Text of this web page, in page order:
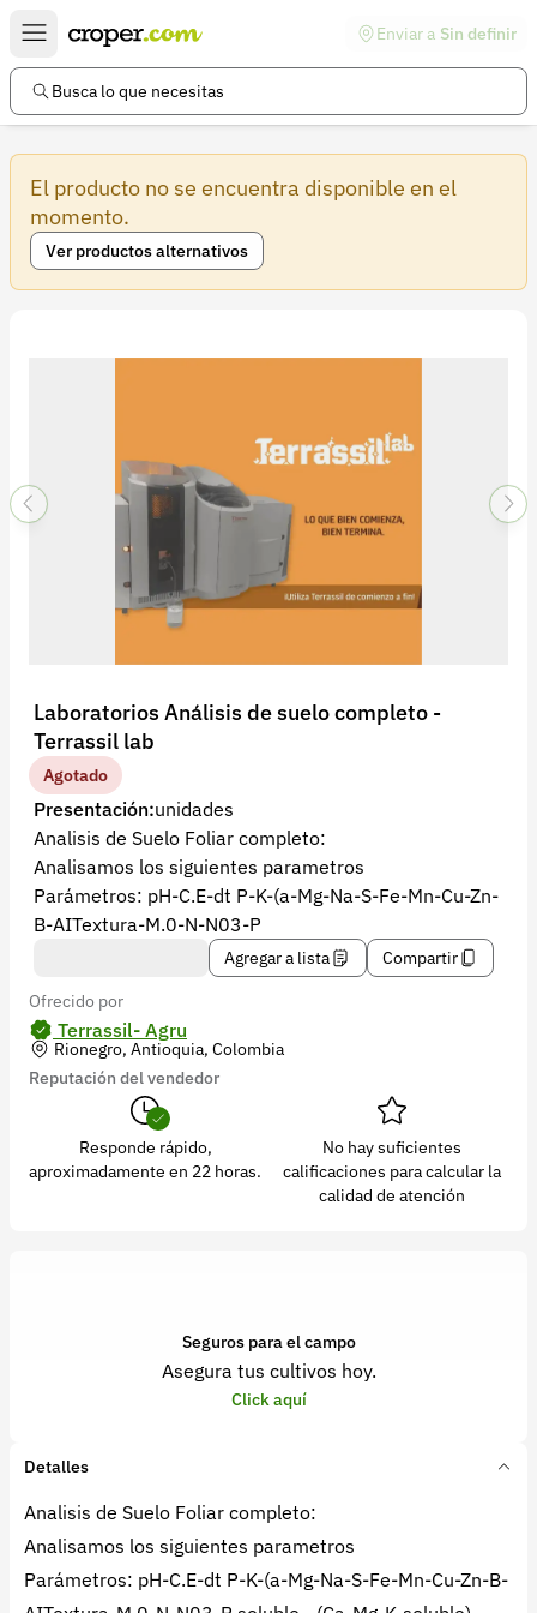
Enviar a Sin definir
Busca lo que necesitas
El producto no se encuentra disponible en el
momento.
Ver productos alternativos
Laboratorios Análisis de suelo completo -
Terrassil lab
Agotado
Presentación:unidades
Analisis de Suelo Foliar completo:
Analisamos los siguientes parametros
Parámetros: pH-C.E-dt P-K-(a-Mg-Na-S-Fe-Mn-Cu-Zn-
B-AI­Textura-M.0-N-N03-P
Agregar a lista
Compartir
Ofrecido por
Terrassil- Agru
Rionegro, Antioquia, Colombia
Reputación del vendedor
Responde rápido,
aproximadamente en 22 horas.
No hay suficientes
calificaciones para calcular la
calidad de atención
Seguros para el campo
Asegura tus cultivos hoy.
Click aquí
Detalles
Analisis de Suelo Foliar completo:
Analisamos los siguientes parametros
Parámetros: pH-C.E-dt P-K-(a-Mg-Na-S-Fe-Mn-Cu-Zn-B-
Enlaces de interés
Preguntas frecuentes
Ayuda
Información legal
Términos y condiciones
Iniciar sesión
Registrarse
Recuperar contraseña
contacto@croper.com
© 2026 Croper.com Todos los derechos reservados
Versión 5.45.0
Síguenos